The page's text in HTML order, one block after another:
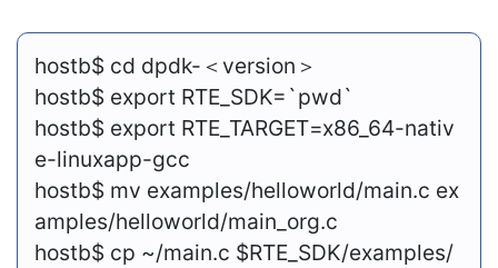
hostb$ cd dpdk-＜version＞
hostb$ export RTE_SDK=`pwd`
hostb$ export RTE_TARGET=x86_64-nativ
e-linuxapp-gcc
hostb$ mv examples/helloworld/main.c ex
amples/helloworld/main_org.c
hostb$ cp ~/main.c $RTE_SDK/examples/